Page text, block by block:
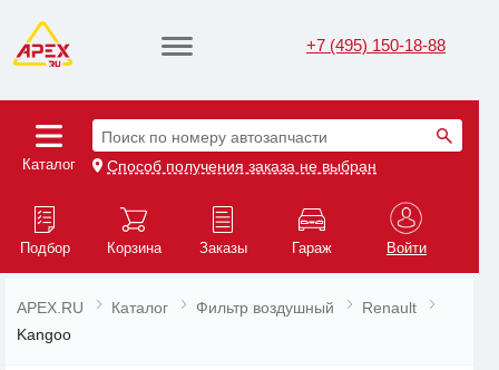
+7 (495) 150-18-88
Каталог
Поиск по номеру автозапчасти
Способ получения заказа не выбран
Подбор Корзина Заказы Гараж Войти
APEX.RU Каталог Фильтр воздушный
Renault
Kangoo